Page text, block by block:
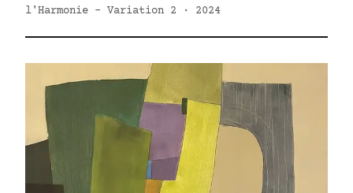
l'Harmonie - Variation 2 · 2024